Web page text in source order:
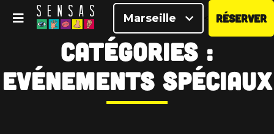
Marseille RÉSERVER
Catégories :
Evénements spéciaux